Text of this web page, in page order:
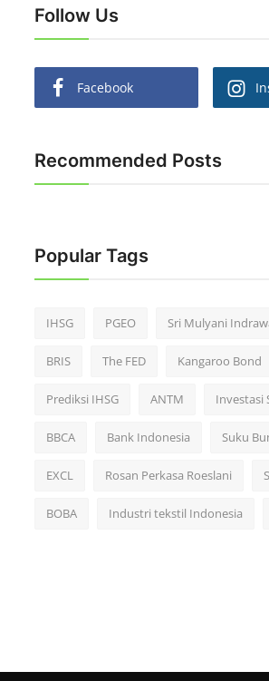
Follow Us
Facebook
Recommended Posts
Popular Tags
IHSG PGEO Sri Mulyani
BRIS The FED Kangaroo Bond
Prediksi IHSG ANTM Investasi
BBCA Bank Indonesia Suku
EXCL Rosan Perkasa Roeslani
BOBA Industri tekstil Indonesia